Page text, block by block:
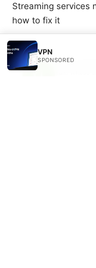
Streaming services
how to fix it
Yuki
VPN
SPONSORED